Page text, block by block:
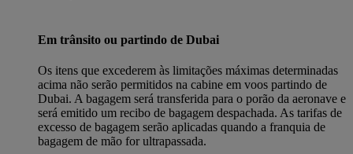
Em trânsito ou partindo de Dubai
Os itens que excederem às limitações máximas determinadas
acima não serão permitidos na cabine em voos partindo de
Dubai. A bagagem será transferida para o porão da aeronave e
será emitido um recibo de bagagem despachada. As tarifas de
excesso de bagagem serão aplicadas quando a franquia de
bagagem de mão for ultrapassada.